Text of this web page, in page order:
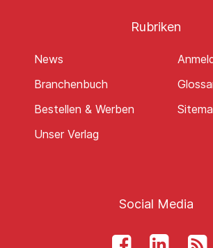
Rubriken
News
Branchenbuch
Bestellen & Werben
Unser Verlag
Social Media